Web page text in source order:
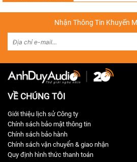
Nhận Thông Tin Khuyến
VỀ CHÚNG TÔI
Giới thiệu lịch sử Công ty
Chính sách bảo mật thông tin
Chính sách bảo hành
Chính sách vận chuyển & giao nhận
Quy định hình thức thanh toán